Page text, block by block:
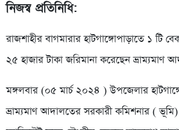
নিজস্ব প্রতিনিধি:
রাজশাহীর বাগমারার হাটগাঙ্গোপাড়াতে ১ টি
২৫ হাজার টাকা জরিমানা করেছেন ভ্রাম্যমাণ
মঙ্গলবার (০৫ মার্চ ২০২৪ ) উপজেলার
ভ্রাম্যমাণ আদালতের সরকারী কমিশনার (